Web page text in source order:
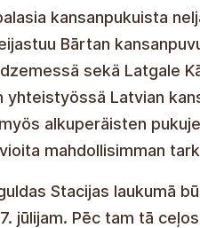
kansanpukuista
Bārtan
sekä Latgale
yhteistyössä Latvian
alkuperäisten
mahdollisimman
Stacijas laukumā
jūlijam. Pēc tam tā